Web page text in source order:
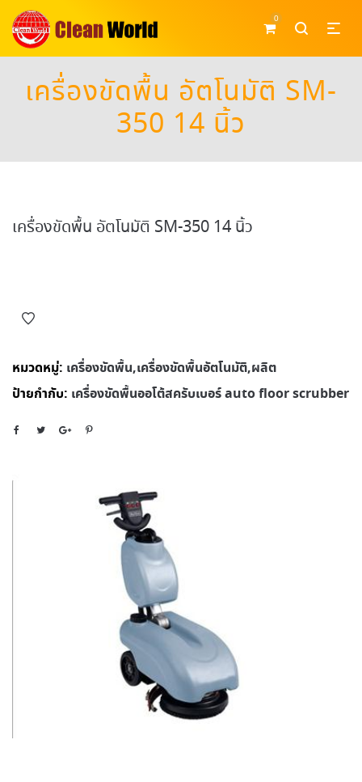
0
เครื่องขัดพื้น อัตโนมัติ SM-
350 14 นิ้ว
เครื่องขัดพื้น อัตโนมัติ SM-350 14 นิ้ว
หมวดหมู่: เครื่องขัดพื้น,เครื่องขัดพื้นอัตโนมัติ,ผลิต
ป้ายกำกับ: เครื่องขัดพื้นออโต้สครับเบอร์ auto floor scrubber